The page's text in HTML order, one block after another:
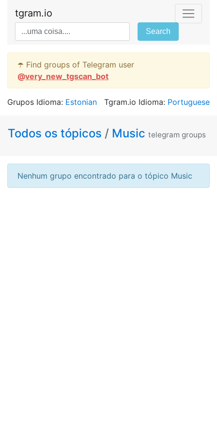
tgram.io
Search
☂️ Find groups of Telegram user
@very_new_tgscan_bot
Grupos Idioma: Estonian Tgram.io Idioma: Portuguese
Todos os tópicos / Music telegram groups
Nenhum grupo encontrado para o tópico Music